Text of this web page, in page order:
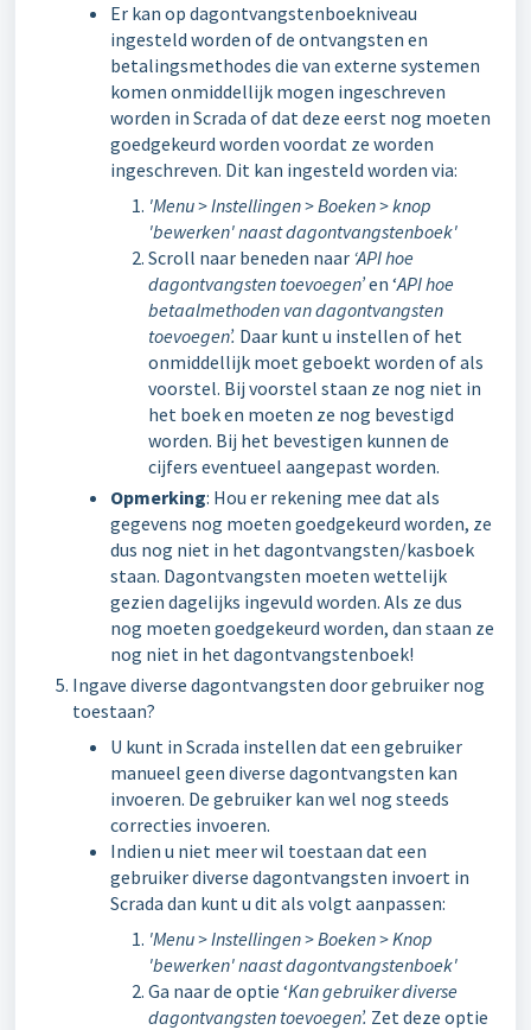
Er kan op dagontvangstenboekniveau
ingesteld worden of de ontvangsten en
betalingsmethodes die van externe systemen
komen onmiddellijk mogen ingeschreven
worden in Scrada of dat deze eerst nog moeten
goedgekeurd worden voordat ze worden
ingeschreven. Dit kan ingesteld worden via:
'Menu > Instellingen > Boeken > knop
'bewerken' naast dagontvangstenboek'
Scroll naar beneden naar ‘API hoe
dagontvangsten toevoegen’en ‘API hoe
betaalmethoden van dagontvangsten
toevoegen’. Daar kunt u instellen of het
onmiddellijk moet geboekt worden of als
voorstel. Bij voorstel staan ze nog niet in
het boek en moeten ze nog bevestigd
worden. Bij het bevestigen kunnen de
cijfers eventueel aangepast worden.
Opmerking: Hou er rekening mee dat als
gegevens nog moeten goedgekeurd worden, ze
dus nog niet in het dagontvangsten/kasboek
staan. Dagontvangsten moeten wettelijk
gezien dagelijks ingevuld worden. Als ze dus
nog moeten goedgekeurd worden, dan staan ze
nog niet in het dagontvangstenboek!
Ingave diverse dagontvangsten door gebruiker nog
toestaan?
U kunt in Scrada instellen dat een gebruiker
manueel geen diverse dagontvangsten kan
invoeren. De gebruiker kan wel nog steeds
correcties invoeren.
Indien u niet meer wil toestaan dat een
gebruiker diverse dagontvangsten invoert in
Scrada dan kunt u dit als volgt aanpassen:
'Menu > Instellingen > Boeken > Knop
'bewerken' naast dagontvangstenboek'
Ga naar de optie ‘Kan gebruiker diverse
dagontvangsten toevoegen’. Zet deze optie